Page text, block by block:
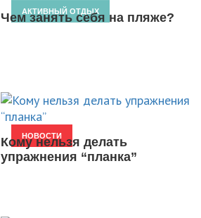
АКТИВНЫЙ ОТДЫХ
Чем занять себя на пляже?
НОВОСТИ
Кому нельзя делать
упражнения “планка”